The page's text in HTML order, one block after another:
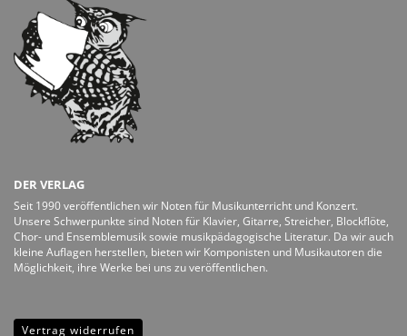
DER VERLAG
Seit 1990 veröffentlichen wir Noten für Musikunterricht und Konzert.
Unsere Schwerpunkte sind Noten für Klavier, Gitarre, Streicher, Blockflöte,
Chor- und Ensemblemusik sowie musikpädagogische Literatur. Da wir auch
kleine Auflagen herstellen, bieten wir Komponisten und Musikautoren die
Möglichkeit, ihre Werke bei uns zu veröffentlichen.
Vertrag widerrufen